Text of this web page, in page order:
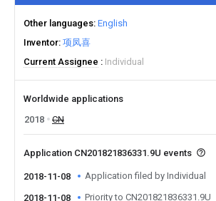
Other languages English
Inventor 项凤喜
Current Assignee
Individual
Worldwide applications
2018
CN
Application CN201821836331.9U events
2018-11-08 Application filed by Individual
2018-11-08 Priority to CN201821836331.9U